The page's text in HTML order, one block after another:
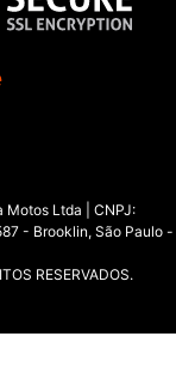
Motos Ltda | CNPJ:
- Brooklin, São Paulo -
RESERVADOS.